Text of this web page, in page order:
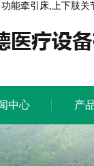
能牵引床,上下肢
中心
中心
产
产